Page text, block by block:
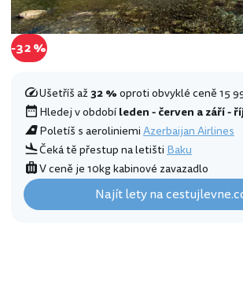
-32 %
Ušetříš až32 %oproti obvyklé ceně 15
Hledej v obdobíleden - červen a září -
Poletíš s aeroliniemiAzerbaijan Airlines
Čeká tě přestup na letištiBaku
V ceně je 10kg kabinové zavazadlo
Najít lety na